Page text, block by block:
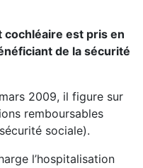
cochléaire est pris en
de la sécurité
2009, il figure sur
remboursables
sociale).
l’hospitalisation